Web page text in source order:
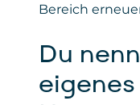
Bereich
Du
eigenes